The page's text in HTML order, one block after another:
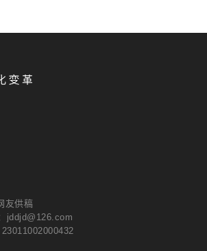
友供稿
jddjd@126.com
23011002000432